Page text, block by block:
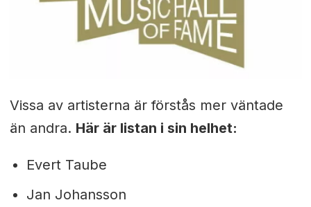
Vissa av artisterna är förstås mer väntade
än andra. Här är listan i sin helhet:
Evert Taube
Jan Johansson